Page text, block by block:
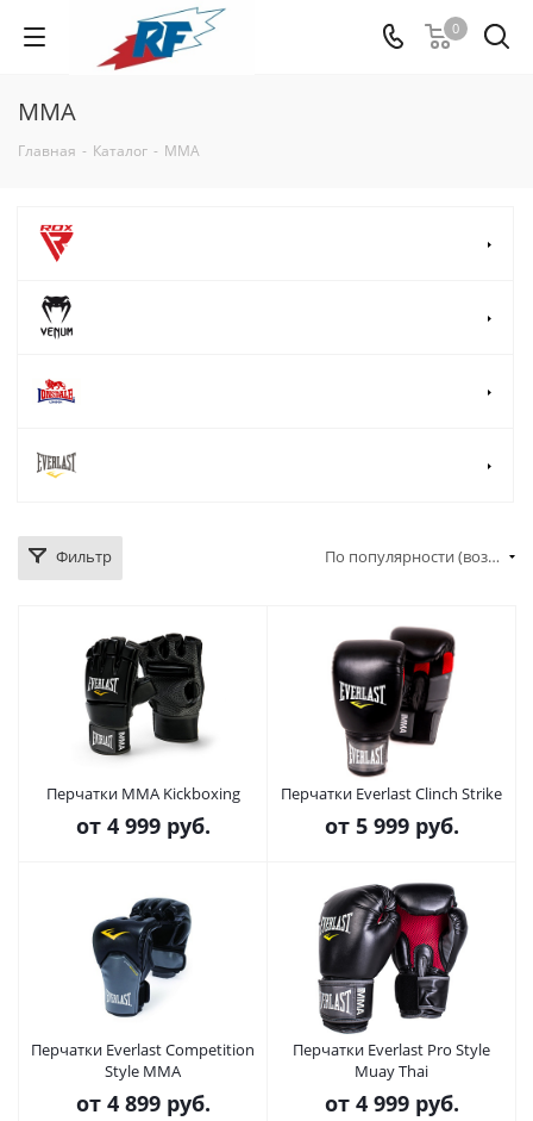
0
ММА
Главная - Каталог - ММА
Фильтр По популярности (возрастание)
Перчатки MMA Kickboxing
от 4 999 руб.
Перчатки Everlast Clinch Strike
от 5 999 руб.
Перчатки Everlast Competition
Style MMA
от 4 899 руб.
Перчатки Everlast Pro Style
Muay Thai
от 4 999 руб.